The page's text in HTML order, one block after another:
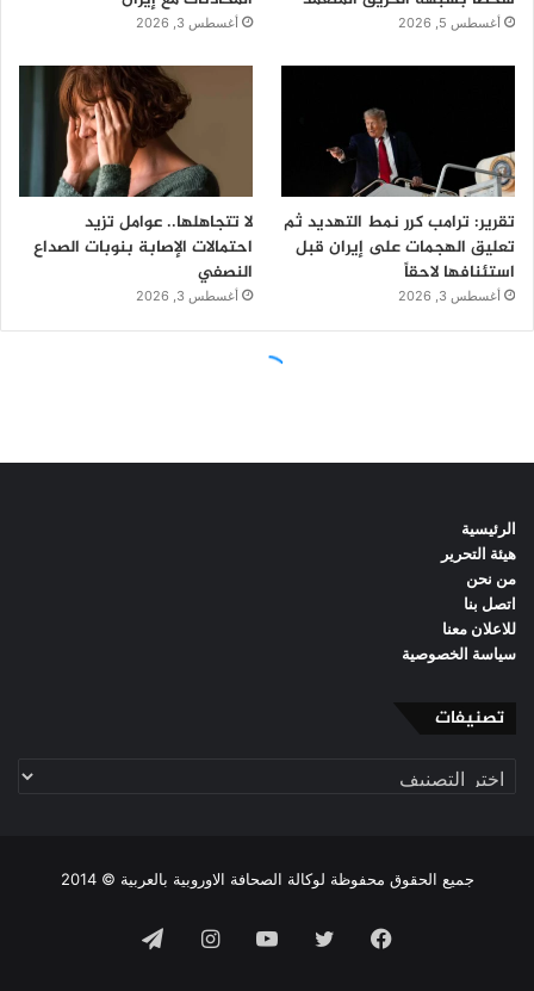
الرئيسية
هيئة التحرير
من نحن
اتصل بنا
للاعلان معنا
سياسة الخصوصية
تصنيفات
تصنيفات
جميع الحقوق محفوظة لوكالة الصحافة الاوروبية بالعربية © 2014
فيسبوك تويتر يوتيوبانستقرامتيلقرام